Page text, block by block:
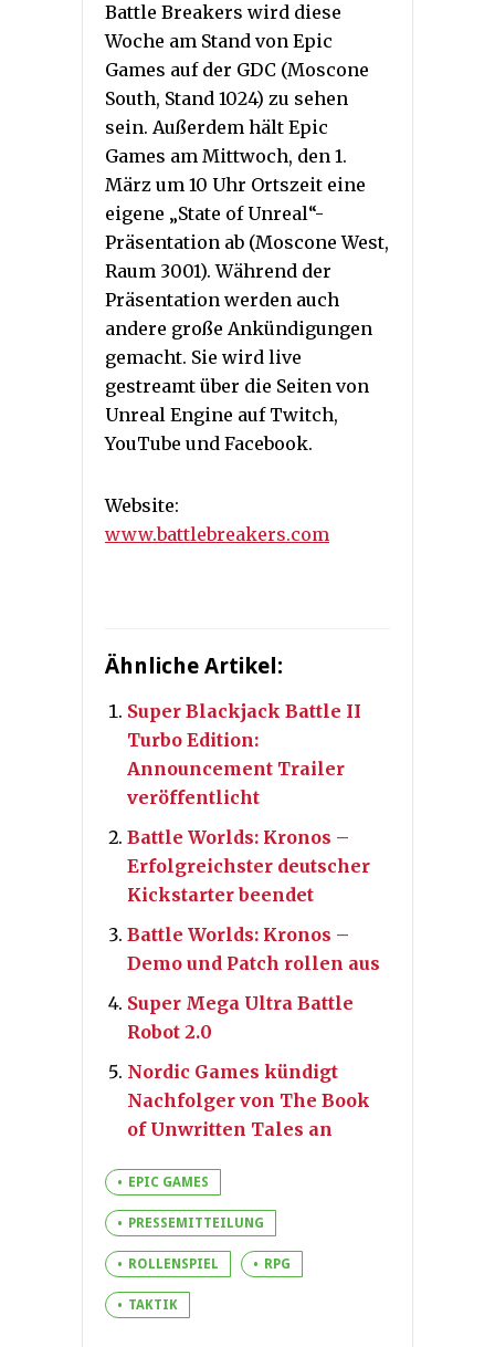
Battle Breakers wird diese
Woche am Stand von Epic
Games auf der GDC (Moscone
South, Stand 1024) zu sehen
sein. Außerdem hält Epic
Games am Mittwoch, den 1.
März um 10 Uhr Ortszeit eine
eigene „State of Unreal“-
Präsentation ab (Moscone West,
Raum 3001). Während der
Präsentation werden auch
andere große Ankündigungen
gemacht. Sie wird live
gestreamt über die Seiten von
Unreal Engine auf Twitch,
YouTube und Facebook.
Website:
www.battlebreakers.com
Ähnliche Artikel:
Super Blackjack Battle II
Turbo Edition:
Announcement Trailer
veröffentlicht
Battle Worlds: Kronos –
Erfolgreichster deutscher
Kickstarter beendet
Battle Worlds: Kronos –
Demo und Patch rollen aus
Super Mega Ultra Battle
Robot 2.0
Nordic Games kündigt
Nachfolger von The Book
of Unwritten Tales an
EPIC GAMES
PRESSEMITTEILUNG
ROLLENSPIEL RPG
TAKTIK